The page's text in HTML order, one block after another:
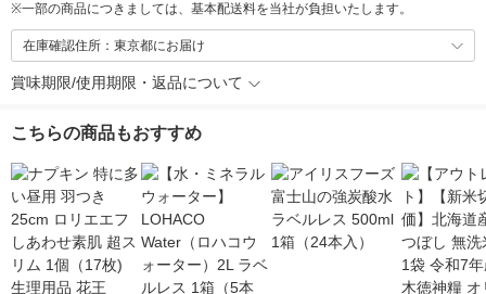
※一部の商品につきましては、基本配送料を当社が負担いたします。
在庫確認住所：東京都にお届け
賞味期限/使用期限・返品について
こちらの商品もおすすめ